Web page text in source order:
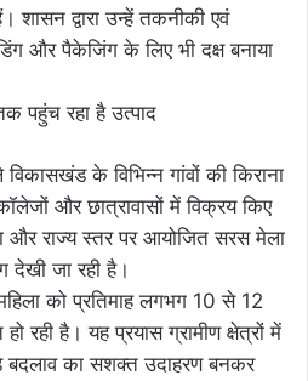
द्वारा उन्हें तकनीकी एवं
और पैकेजिंग के लिए भी दक्ष बनाया
पहुंच रहा है उत्पाद
विकासखंड के विभिन्न गांवों की किराना
और छात्रावासों में विक्रय किए
और राज्य स्तर पर आयोजित सरस मेला
देखी जा रही है।
को प्रतिमाह लगभग 10 से 12
रही है। यह प्रयास ग्रामीण क्षेत्रों में
बदलाव का सशक्त उदाहरण बनकर